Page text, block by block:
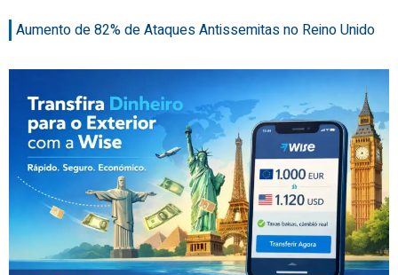
Aumento de 82% de Ataques Antissemitas no Reino Unido